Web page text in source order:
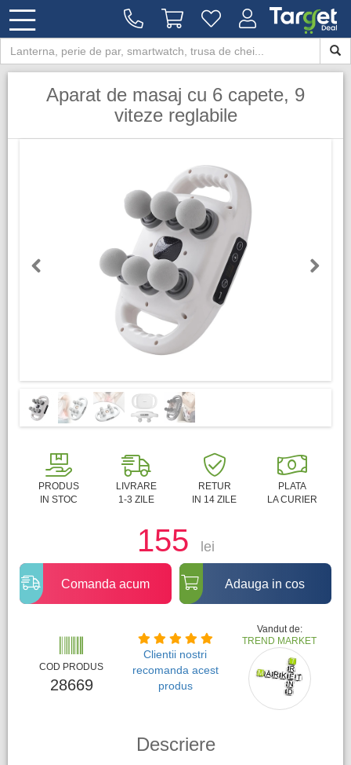
Aparat de masaj cu 6 capete, 9
viteze reglabile
PRODUS
IN STOC
LIVRARE
1-3 ZILE
RETUR
IN 14 ZILE
PLATA
LA CURIER
155 lei
Comanda acum Adauga in cos
COD PRODUS
28669
Clientii nostri
recomanda acest
produs
Vandut de:
TREND MARKET
Descriere